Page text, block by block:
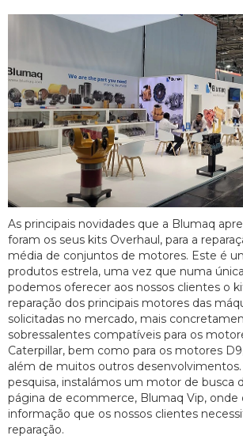
As principais novidades que a Blumaq
foram os seus kits Overhaul, para a
média de conjuntos de motores. Este é
produtos estrela, uma vez que numa
podemos oferecer aos nossos clientes o
reparação dos principais motores das
solicitadas no mercado, mais
sobressalentes compatíveis para os
Caterpillar, bem como para os motores
além de muitos outros desenvolvimentos.
pesquisa, instalámos um motor de busca
página de ecommerce, Blumaq Vip,
informação que os nossos clientes
reparação.